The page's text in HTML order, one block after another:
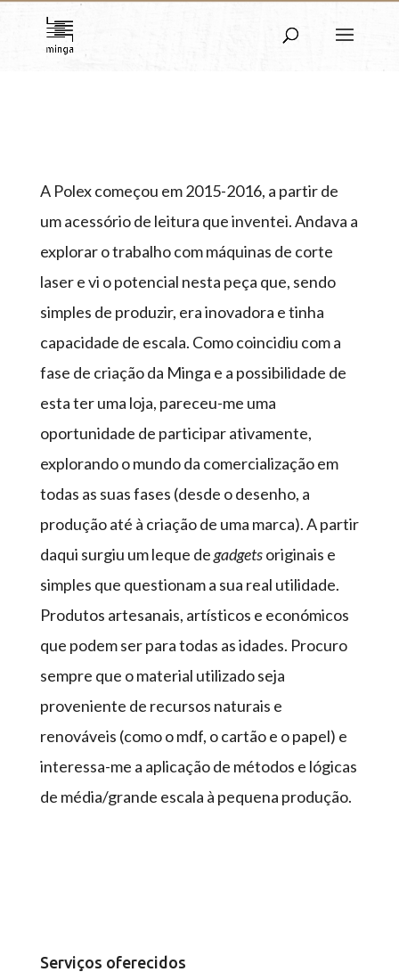
A Polex começou em 2015-2016, a partir de
um acessório de leitura que inventei. Andava a
explorar o trabalho com máquinas de corte
laser e vi o potencial nesta peça que, sendo
simples de produzir, era inovadora e tinha
capacidade de escala. Como coincidiu com a
fase de criação da Minga e a possibilidade de
esta ter uma loja, pareceu-me uma
oportunidade de participar ativamente,
explorando o mundo da comercialização em
todas as suas fases (desde o desenho, a
produção até à criação de uma marca). A partir
daqui surgiu um leque degadgetsoriginais e
simples que questionam a sua real utilidade.
Produtos artesanais, artísticos e económicos
que podem ser para todas as idades. Procuro
sempre que o material utilizado seja
proveniente de recursos naturais e
renováveis (como o mdf, o cartão e o papel) e
interessa-me a aplicação de métodos e lógicas
de média/grande escala à pequena produção.
Serviços oferecidos